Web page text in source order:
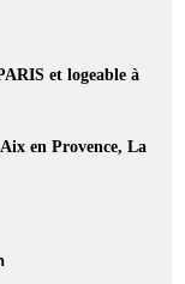
et logeable à
en Provence, La